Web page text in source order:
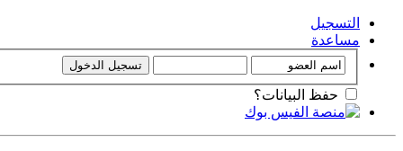
التسجيل
مساعدة
حفظ البيانات؟